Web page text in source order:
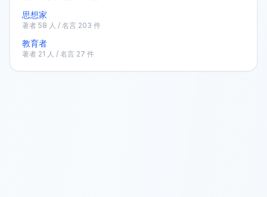
思想家
著者 58 人 / 名言 203 件
教育者
著者 21 人 / 名言 27 件